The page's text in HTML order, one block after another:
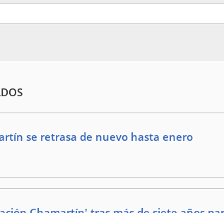
se retrasa de nuevo hasta enero